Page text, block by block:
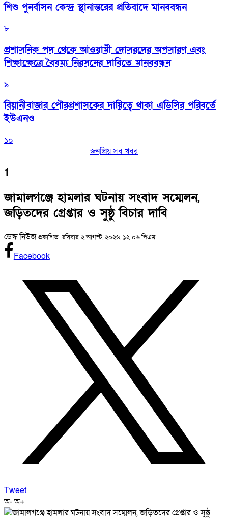
শিশু পুনর্বাসন কেন্দ্র স্থানান্তরের প্রতিবাদে মানববন্ধন
৮
প্রশাসনিক পদ থেকে আওয়ামী দোসরদের অপসারণ এবং
শিক্ষাক্ষেত্রে বৈষম্য নিরসনের দাবিতে মানববন্ধন
৯
বিয়ানীবাজার পৌরপ্রশাসকের দায়িত্বে থাকা এডিসির পরিবর্তে
ইউএনও
১০
জনপ্রিয় সব খবর
1
জামালগঞ্জে হামলার ঘটনায় সংবাদ সম্মেলন,
জড়িতদের গ্রেপ্তার ও সুষ্ঠু বিচার দাবি
ডেস্ক নিউজপ্রকাশিত: রবিবার, ২ আগস্ট, ২০২৬, ১২:০৬ পিএম
Facebook
Tweet
অ-অ+